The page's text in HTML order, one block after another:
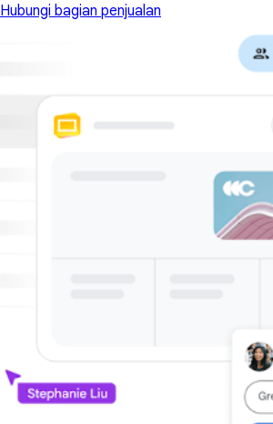
Hubungi bagian penjualan